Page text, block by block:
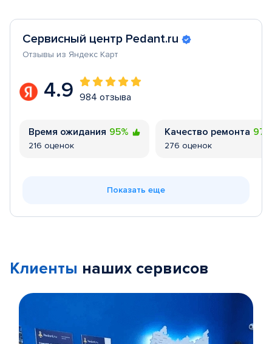
Сервисный центр Pedant.ru
Отзывы из Яндекс Карт
4.9 984 отзыва
Время ожидания 95%
216 оценок
Качество ремонта
276 оценок
Показать еще
Клиенты наших сервисов